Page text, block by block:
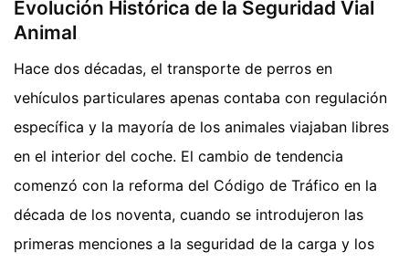
Evolución Histórica de la Seguridad Vial
Animal
Hace dos décadas, el transporte de perros en
vehículos particulares apenas contaba con regulación
específica y la mayoría de los animales viajaban libres
en el interior del coche. El cambio de tendencia
comenzó con la reforma del Código de Tráfico en la
década de los noventa, cuando se introdujeron las
primeras menciones a la seguridad de la carga y los